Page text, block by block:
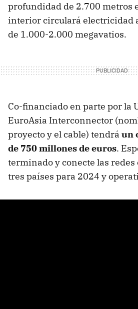
profundidad de 2.700 metros
interior circulará electricidad
de 1.000-2.000 megavatios.
Co-financiado en parte por la
EuroAsia Interconnector
proyecto y el cable) tendrá un
de 750 millones de euros.
terminado y conecte las redes
tres países para 2024 y